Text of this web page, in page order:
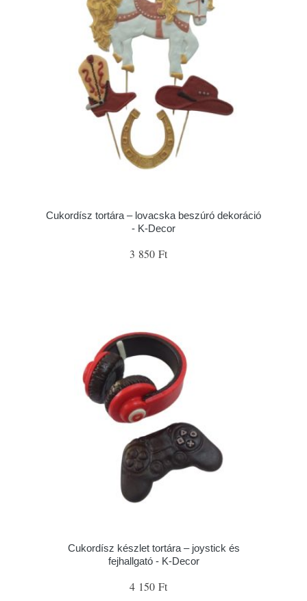
Cukordísz tortára – lovacska beszúró dekoráció
- K-Decor
3 850 Ft
Cukordísz készlet tortára – joystick és
fejhallgató - K-Decor
4 150 Ft